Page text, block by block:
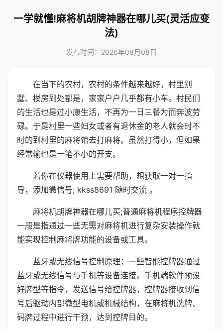
一学就懂!麻将机胡牌神器在哪儿买(灵活应变
法)
发布时间：2026年08月08日
在当下的农村，农村的条件越来越好，村里别
墅、楼房到处都是，家家户户几乎都有小车。村民们
的生活也是过小康生活，不再为一日三餐为而奔波劳
碌。于是村里一些妇女或者有退休金的老人就会时不
时的到村里的麻将馆去打麻将。虽然打得小，但如果
经常输也是一笔不小的开支。
若你在仪器使用上需要帮助，想获取一对一指
导，添加微信号; kkss8691 随时交流 。
麻将机胡牌神器在哪儿买;普通麻将机程序控牌器
一般是指通过一些无需对麻将机进行复杂安装操作就
能实现控制麻将牌功能的设备或工具。
蓝牙或无线信号控制原理：一些智能控牌器通过
蓝牙或无线信号与手机等设备连接。手机端软件预设
好牌型等指令，发送信号给控牌器，控牌器接收到信
号后驱动内部微型电机或机械结构，在麻将机洗牌、
码牌过程中进行干预，达到控牌目的。